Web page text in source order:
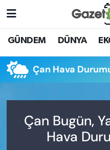
GÜNDEM DÜNYA
Çan Hava
Çan Bugün,
Hava
DÜNYA
EKONOMİ
YENİ MEDYADA
GAZETECİLİĞİNİ
Nöbetçi Eczaneler
Hava Durumu
Trafik Durumu
Süper Lig Puan